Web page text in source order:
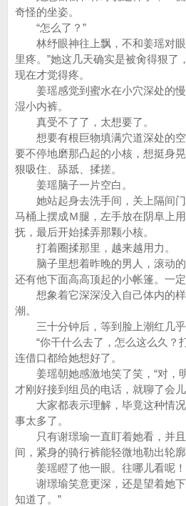
奇怪的坐姿。
“怎么了？”
林纾眼神往上飘，不和姜瑶对眼
里疼。”她这几天确实是被肏得狠了
现在才觉得疼。
姜瑶感觉到蜜水在小穴深处的慢
湿小内裤。
真受不了了，太想要了。
想要有根巨物填满穴道深处的空
要不停地磨那凸起的小核，想挺身
狠吸住、舔舐、揉搓。
姜瑶脑子一片空白。
她站起身去洗手间，关上隔间门
马桶上摆成Ｍ腿，左手放在阴阜上
抚，最后开始揉弄那颗小核。
打着圈揉那里，越来越用力。
脑子里想着昨晚的男人，滚动的
还有他下面高高顶起的小帐篷。一
想象着它深深没入自己体内的样
潮。
三十分钟后，等到脸上潮红几乎
“你干什么去了，怎么这么久？打
连借口都给她想好了。
姜瑶朝她感激地笑了笑，“对，
才刚好接到组员的电话，就聊了会
大家都表示理解，毕竟这种情况
事太多了。
只有谢璟瑜一直盯着她看，并且
间，紧身的骑行裤能轻微地勒出轮廓
姜瑶瞪了他一眼。往哪儿看呢！
谢璟瑜笑意更深，还是望着她下
知道了。”